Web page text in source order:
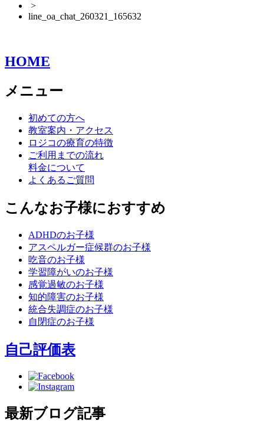
>
line_oa_chat_260321_165632
HOME
メニュー
初めての方へ
教室案内・アクセス
ロジコの療育の特徴
ご利用までの流れ
料金について
よくあるご質問
こんなお子様におすすめ
ADHDのお子様
アスペルガー症候群のお子様
吃音のお子様
学習障がいのお子様
感覚過敏のお子様
知的障害のお子様
統合失調症のお子様
自閉症のお子様
自己評価表
最新ブログ記事